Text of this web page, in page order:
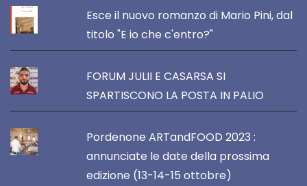
Esce il nuovo romanzo di Mario Pini, dal
titolo "E io che c'entro?"
FORUM JULII E CASARSA SI
SPARTISCONO LA POSTA IN PALIO
Pordenone ARTandFOOD 2023 :
annunciate le date della prossima
edizione (13-14-15 ottobre)